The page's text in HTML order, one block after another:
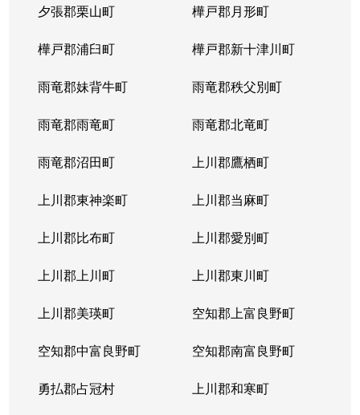
夕張郡栗山町 樺戸郡月形町
樺戸郡浦臼町 樺戸郡新十津川町
雨竜郡妹背牛町 雨竜郡秩父別町
雨竜郡雨竜町 雨竜郡北竜町
雨竜郡沼田町 上川郡鷹栖町
上川郡東神楽町 上川郡当麻町
上川郡比布町 上川郡愛別町
上川郡上川町 上川郡東川町
上川郡美瑛町 空知郡上富良野町
空知郡中富良野町 空知郡南富良野町
勇払郡占冠村 上川郡和寒町